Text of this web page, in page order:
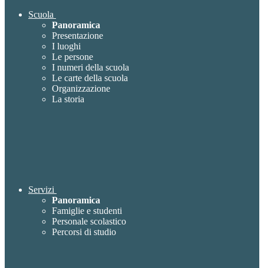
Scuola
Panoramica
Presentazione
I luoghi
Le persone
I numeri della scuola
Le carte della scuola
Organizzazione
La storia
Servizi
Panoramica
Famiglie e studenti
Personale scolastico
Percorsi di studio